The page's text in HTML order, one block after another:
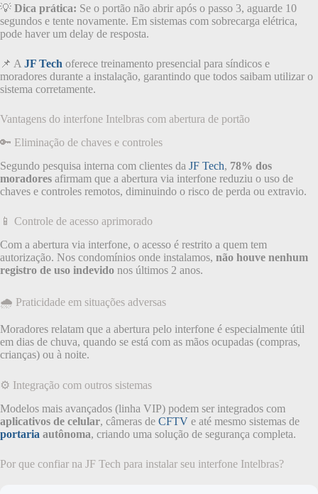
💡 Dica prática: Se o portão não abrir após o passo 3, aguarde 10
segundos e tente novamente. Em sistemas com sobrecarga elétrica,
pode haver um delay de resposta.
📌 A JF Tech oferece treinamento presencial para síndicos e
moradores durante a instalação, garantindo que todos saibam utilizar o
sistema corretamente.
Vantagens do interfone Intelbras com abertura de portão
🔑 Eliminação de chaves e controles
Segundo pesquisa interna com clientes da JF Tech, 78% dos
moradores afirmam que a abertura via interfone reduziu o uso de
chaves e controles remotos, diminuindo o risco de perda ou extravio.
📱 Controle de acesso aprimorado
Com a abertura via interfone, o acesso é restrito a quem tem
autorização. Nos condomínios onde instalamos, não houve nenhum
registro de uso indevido nos últimos 2 anos.
🌧️ Praticidade em situações adversas
Moradores relatam que a abertura pelo interfone é especialmente útil
em dias de chuva, quando se está com as mãos ocupadas (compras,
crianças) ou à noite.
⚙️ Integração com outros sistemas
Modelos mais avançados (linha VIP) podem ser integrados com
aplicativos de celular, câmeras de CFTV e até mesmo sistemas de
portaria autônoma, criando uma solução de segurança completa.
Por que confiar na JF Tech para instalar seu interfone Intelbras?